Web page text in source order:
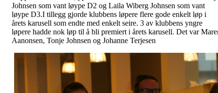
Johnsen som vant løype D2 og Laila Wiberg Johnsen som vant
løype D3.I tillegg gjorde klubbens løpere flere gode enkelt løp i
årets karusell som endte med enkelt seire. 3 av klubbens yngre
løpere hadde nok løp til å bli premiert i årets karusell. Det var
Aanonsen, Tonje Johnsen og Johanne Terjesen